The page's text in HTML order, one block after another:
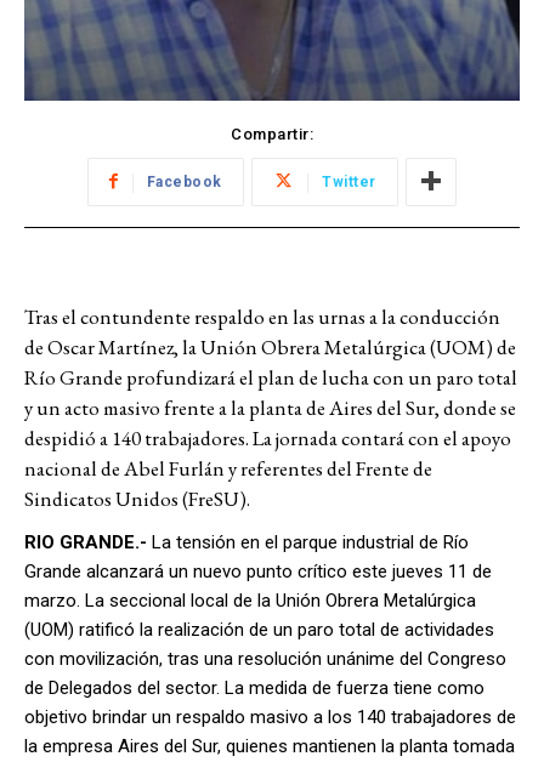
Compartir:
Facebook Twitter
Tras el contundente respaldo en las urnas a la conducción
de Oscar Martínez, la Unión Obrera Metalúrgica (UOM) de
Río Grande profundizará el plan de lucha con un paro total
y un acto masivo frente a la planta de Aires del Sur, donde se
despidió a 140 trabajadores. La jornada contará con el apoyo
nacional de Abel Furlán y referentes del Frente de
Sindicatos Unidos (FreSU).
RIO GRANDE.- La tensión en el parque industrial de Río
Grande alcanzará un nuevo punto crítico este jueves 11 de
marzo. La seccional local de la Unión Obrera Metalúrgica
(UOM) ratificó la realización de un paro total de actividades
con movilización, tras una resolución unánime del Congreso
de Delegados del sector. La medida de fuerza tiene como
objetivo brindar un respaldo masivo a los 140 trabajadores de
la empresa Aires del Sur, quienes mantienen la planta tomada